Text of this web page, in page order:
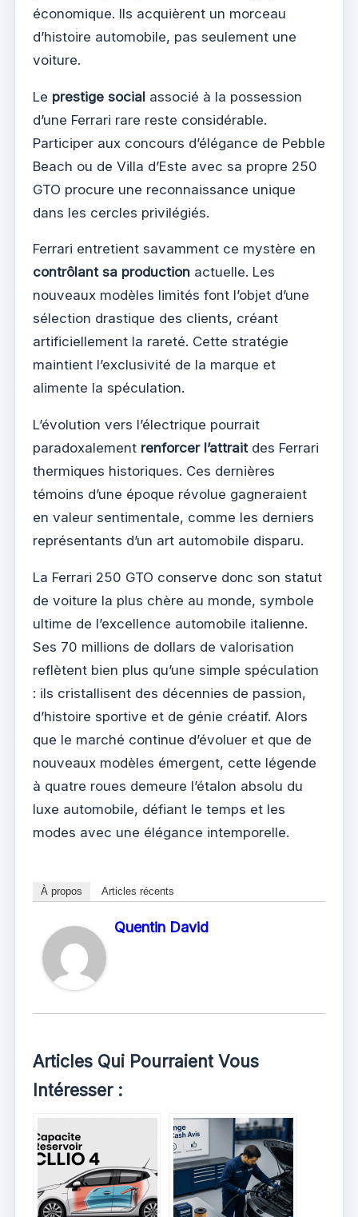
économique. Ils acquièrent un morceau
d’histoire automobile, pas seulement une
voiture.
Le prestige social associé à la possession
d’une Ferrari rare reste considérable.
Participer aux concours d’élégance de Pebble
Beach ou de Villa d’Este avec sa propre 250
GTO procure une reconnaissance unique
dans les cercles privilégiés.
Ferrari entretient savamment ce mystère en
contrôlant sa production actuelle. Les
nouveaux modèles limités font l’objet d’une
sélection drastique des clients, créant
artificiellement la rareté. Cette stratégie
maintient l’exclusivité de la marque et
alimente la spéculation.
L’évolution vers l’électrique pourrait
paradoxalement renforcer l’attraitdes Ferrari
thermiques historiques. Ces dernières
témoins d’une époque révolue gagneraient
en valeur sentimentale, comme les derniers
représentants d’un art automobile disparu.
La Ferrari 250 GTO conserve donc son statut
de voiture la plus chère au monde, symbole
ultime de l’excellence automobile italienne.
Ses 70 millions de dollars de valorisation
reflètent bien plus qu’une simple spéculation
: ils cristallisent des décennies de passion,
d’histoire sportive et de génie créatif. Alors
que le marché continue d’évoluer et que de
nouveaux modèles émergent, cette légende
à quatre roues demeure l’étalon absolu du
luxe automobile, défiant le temps et les
modes avec une élégance intemporelle.
À propos Articles récents
Quentin David
Articles Qui Pourraient Vous
Intéresser :